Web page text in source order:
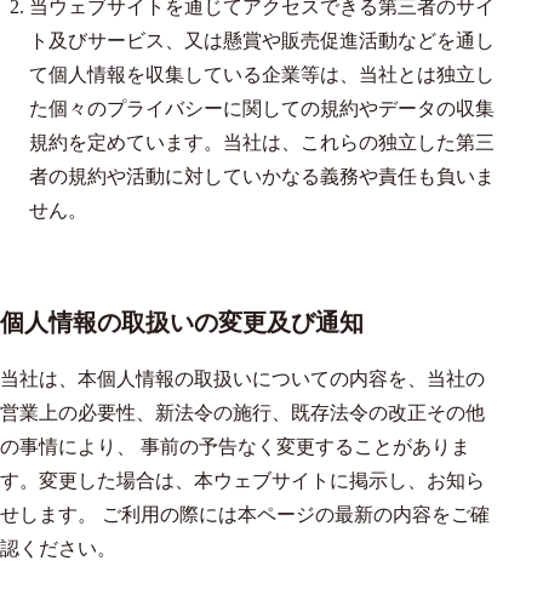
当ウェブサイトを通じてアクセスできる第三者のサイ
ト及びサービス、又は懸賞や販売促進活動などを通し
て個人情報を収集している企業等は、当社とは独立し
た個々のプライバシーに関しての規約やデータの収集
規約を定めています。当社は、これらの独立した第三
者の規約や活動に対していかなる義務や責任も負いま
せん。
個人情報の取扱いの変更及び通知
当社は、本個人情報の取扱いについての内容を、当社の
営業上の必要性、新法令の施行、既存法令の改正その他
の事情により、 事前の予告なく変更することがありま
す。変更した場合は、本ウェブサイトに掲示し、お知ら
せします。 ご利用の際には本ページの最新の内容をご確
認ください。